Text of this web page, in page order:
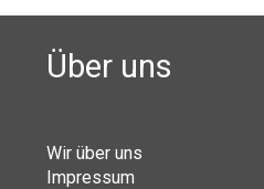
Über uns
Wir über uns
Impressum